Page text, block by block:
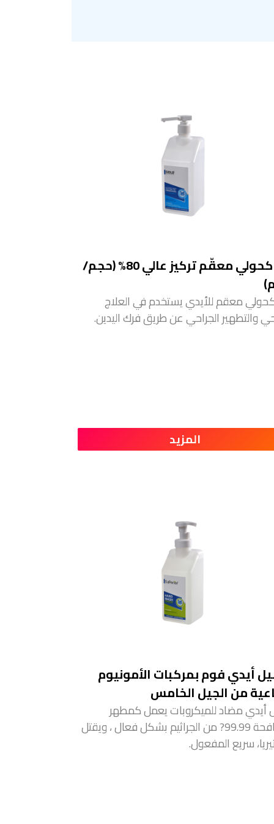
جل كحولي معقّم تركيز عالي 80% (حجم/
معقم للأيدي يستخدم في العلاج
والتطهير الجراحي عن طريق فرك اليدين.
المزيد
أيدي فوم بمركبات الأمونيوم
من الجيل الخامس
أيدي مضاد للميكروبات يعمل كمطهر
لمكافحة 99.99? من الجراثيم بشكل فعال ، ويقتل
سريع المفعول.